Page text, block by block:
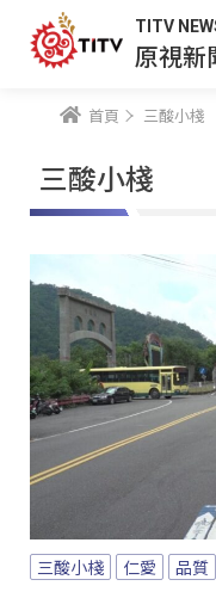
TITV
原視新
首頁 三酸小棧
三酸小棧
三酸小棧 仁愛 品質